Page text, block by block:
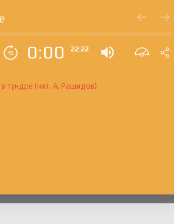
0:00 22:22
тундре (чит. А. Рашидов)